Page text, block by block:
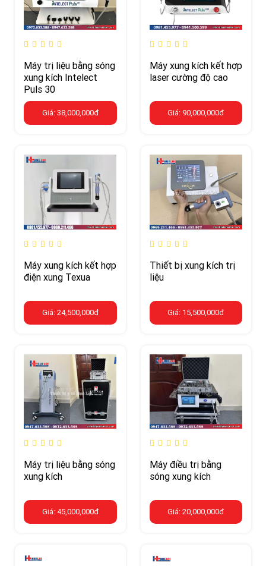
Máy trị liệu bằng sóng
xung kích Intelect
Puls 30
Giá: 38,000,000đ
Máy xung kích kết hợp
laser cường độ cao
Giá: 90,000,000đ
Máy xung kích kết hợp
điện xung Texua
Giá: 24,500,000đ
Thiết bị xung kích trị
liệu
Giá: 15,500,000đ
Máy trị liệu bằng sóng
xung kích
Giá: 45,000,000đ
Máy điều trị bằng
sóng xung kích
Giá: 20,000,000đ